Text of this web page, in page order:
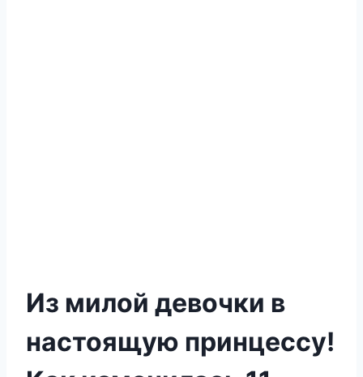
Из милой девочки в
настоящую принцессу!